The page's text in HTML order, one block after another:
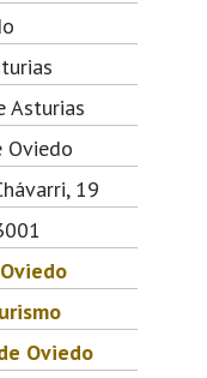
Asturias
Oviedo
19
Oviedo
Oviedo